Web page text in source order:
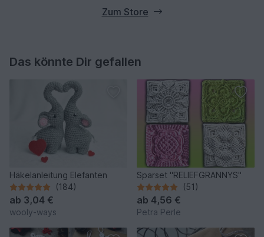
Zum Store
Das könnte Dir gefallen
Häkelanleitung Elefanten
(184)
ab 3,04 €
wooly-ways
Sparset "RELIEFGRANNYS"
(51)
ab 4,56 €
Petra Perle